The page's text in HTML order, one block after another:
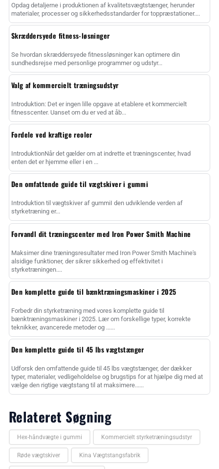
Opdag detaljerne i produktionen af kvalitetsvægtstænger, herunder
materialer, processer og sikkerhedsstandarder for toppræstationer....
Skræddersyede fitness-løsninger
Se hvordan skræddersyede fitnessløsninger kan optimere din
sundhedsrejse med personlige programmer og udstyr...
Valg af kommercielt træningsudstyr
Introduktion: Det er ingen lille opgave at etablere et kommercielt
fitnesscenter. Uanset om du er ved at åb...
Fordele ved kraftige reoler
IntroduktionNår det gælder om at indrette et træningscenter, hvad
enten det er hjemme eller i en ...
Den omfattende guide til vægtskiver i gummi
Introduktion til vægtskiver af gummiI den udviklende verden af
styrketræning er...
Forvandl dit træningscenter med Iron Power Smith Machine
Maksimer dine træningsresultater med Iron Power Smith Machine's
alsidige funktioner, der sikrer sikkerhed og effektivitet i
styrketræningen....
Den komplette guide til bænktræningsmaskiner i 2025
Forbedr din styrketræning med vores komplette guide til
bænktræningsmaskiner i 2025. Lær om forskellige typer, korrekte
teknikker, avancerede metoder og ......
Den komplette guide til 45 lbs vægtstænger
Udforsk den omfattende guide til 45 lbs vægtstænger, der dækker
typer, materialer, vedligeholdelse og brugstips for at hjælpe dig med at
vælge den rigtige vægtstang til at maksimere......
Relateret Søgning
Hex-håndvægte i gummi Kommercielt styrketræningsudstyr
Røde vægtskiver Kina Vægtstangsfabrik